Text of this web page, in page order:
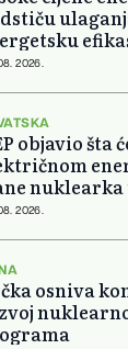
2026.
objavio šta
nuklearka
2026.
osniva